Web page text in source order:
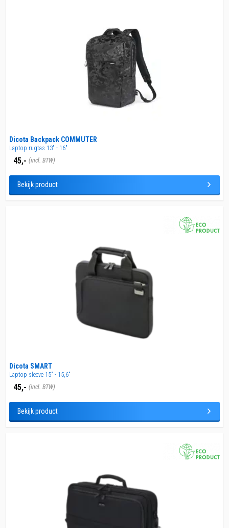
Dicota Backpack COMMUTER
Laptop rugtas 13" - 16"
45,- (incl. BTW)
Bekijk product
Dicota SMART
Laptop sleeve 15" - 15,6"
45,- (incl. BTW)
Bekijk product